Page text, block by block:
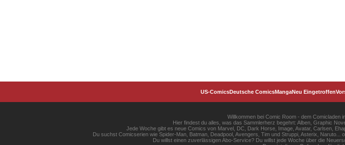
US-ComicsDeutsche ComicsMangaNeu Eingetroffen
Willkommen bei Comic Room - dem Comicladen
Hier findest du alles, was das Sammlerherz begehrt: Alben, Graphic
Jede Woche gibt es neue Comics von Marvel, DC, Dark Horse, Image, Avatar, Carlsen,
Du suchst Comicserien wie Spider-Man, Batman, Deadpool, Avengers, Tim und Struppi, Asterix,
Du willst einen zuverlässigen Abo-Service? Du willst jede Woche über die